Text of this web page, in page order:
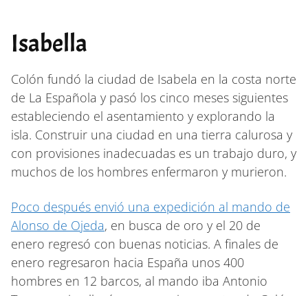
Isabella
Colón fundó la ciudad de Isabela en la costa norte
de La Española y pasó los cinco meses siguientes
estableciendo el asentamiento y explorando la
isla. Construir una ciudad en una tierra calurosa y
con provisiones inadecuadas es un trabajo duro, y
muchos de los hombres enfermaron y murieron.
Poco después envió una expedición al mando de
Alonso de Ojeda, en busca de oro y el 20 de
enero regresó con buenas noticias. A finales de
enero regresaron hacia España unos 400
hombres en 12 barcos, al mando iba Antonio